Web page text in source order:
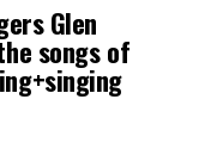
Glen
songs of